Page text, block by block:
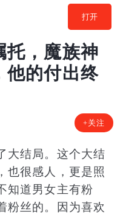
打开
托，魔族神
他的付出终
+关注
大结局。这个大结
也很感人，更是照
知道男女主有粉
粉丝的。因为喜欢